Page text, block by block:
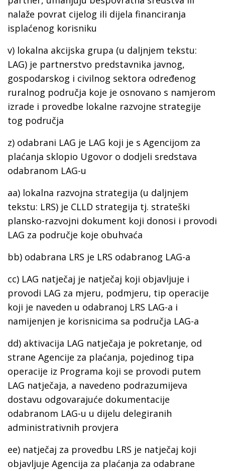
nalaže povrat cijelog ili dijela financiranja
isplaćenog korisniku
v) lokalna akcijska grupa (u daljnjem tekstu:
LAG) je partnerstvo predstavnika javnog,
gospodarskog i civilnog sektora određenog
ruralnog područja koje je osnovano s namjerom
izrade i provedbe lokalne razvojne strategije
tog područja
z) odabrani LAG je LAG koji je s Agencijom za
plaćanja sklopio Ugovor o dodjeli sredstava
odabranom LAG-u
aa) lokalna razvojna strategija (u daljnjem
tekstu: LRS) je CLLD strategija tj. strateški
plansko-razvojni dokument koji donosi i provodi
LAG za područje koje obuhvaća
bb) odabrana LRS je LRS odabranog LAG-a
cc) LAG natječaj je natječaj koji objavljuje i
provodi LAG za mjeru, podmjeru, tip operacije
koji je naveden u odabranoj LRS LAG-a i
namijenjen je korisnicima sa područja LAG-a
dd) aktivacija LAG natječaja je pokretanje, od
strane Agencije za plaćanja, pojedinog tipa
operacije iz Programa koji se provodi putem
LAG natječaja, a navedeno podrazumijeva
dostavu odgovarajuće dokumentacije
odabranom LAG-u u dijelu delegiranih
administrativnih provjera
ee) natječaj za provedbu LRS je natječaj koji
objavljuje Agencija za plaćanja za odabrane